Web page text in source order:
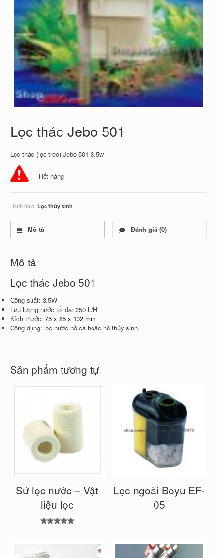
Lọc thác Jebo 501
Lọc thác (lọc treo) Jebo 501 3.5w
Hết hàng
Danh mục: Lọc thủy sinh
Mô tả Đánh giá (0)
Mô tả
Lọc thác Jebo 501
Công suất: 3.5W
Lưu lượng nước tối đa: 250 L/H
Kích thước:75 x 85 x 102 mm
Công dụng: lọc nước hồ cá hoặc hồ thủy sinh.
Sản phẩm tương tự
Sứ lọc nước – Vật
liệu lọc
Lọc ngoài Boyu EF-
05